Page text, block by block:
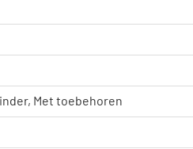
Met toebehoren